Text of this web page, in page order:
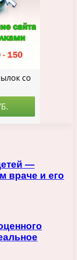
—
враче и его